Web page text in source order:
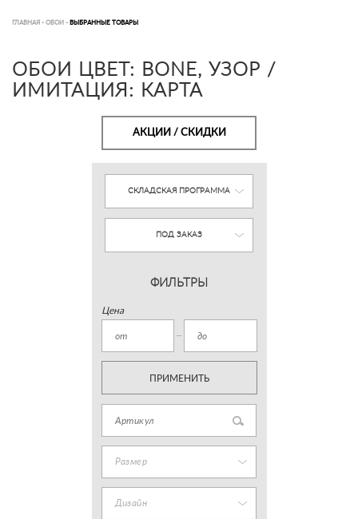
ГЛАВНАЯ - ОБОИ - ВЫБРАННЫЕ ТОВАРЫ
ОБОИ ЦВЕТ: BONE, УЗОР /
ИМИТАЦИЯ: КАРТА
АКЦИИ / СКИДКИ
СКЛАДСКАЯ ПРОГРАММА
ПОД ЗАКАЗ
ФИЛЬТРЫ
Цена
ПРИМЕНИТЬ
Размер
Дизайн